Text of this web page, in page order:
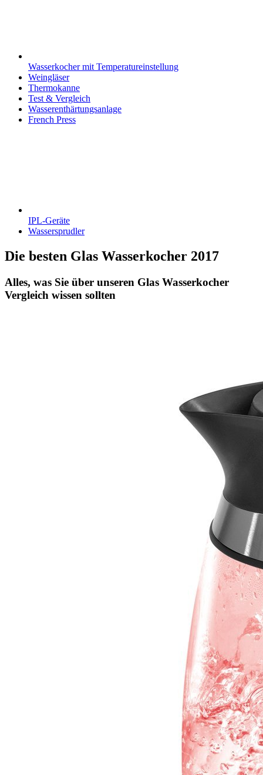
Wasserkocher mit Temperatureinstellung
Weingläser
Thermokanne
Test & Vergleich
Wasserenthärtungsanlage
French Press
IPL-Geräte
Wassersprudler
Die besten Glas Wasserkocher 2017
Alles, was Sie über unseren Glas Wasserkocher
Vergleich wissen sollten